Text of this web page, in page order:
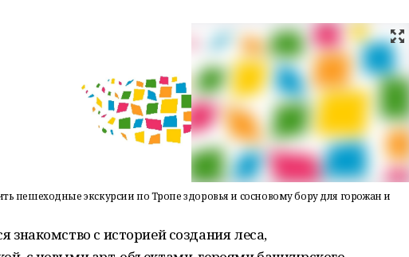
пешеходные экскурсии по Тропе здоровья и сосновому бору для горожан и
знакомство с историей создания леса,